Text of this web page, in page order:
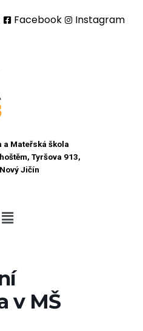
Facebook Instagram
a Mateřská škola
Tyršova 913,
Jičín
v MŠ